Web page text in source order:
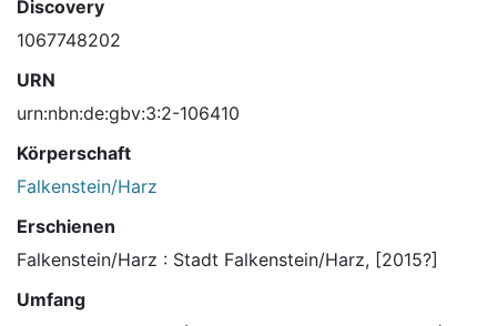
Discovery
1067748202
URN
urn:nbn:de:gbv:3:2-106410
Körperschaft
Falkenstein/Harz
Erschienen
Falkenstein/Harz : Stadt Falkenstein/Harz, [2015?]
Umfang